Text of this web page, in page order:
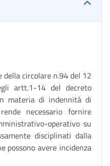
della circolare n.94 del 12
artt.1-14 del decreto
materia di indennità di
necessario fornire
operativo su
disciplinati dalla
possono avere incidenza